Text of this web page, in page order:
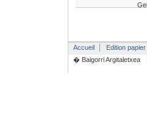
Accueil Edition papier
� Baigorri Argitaletxea